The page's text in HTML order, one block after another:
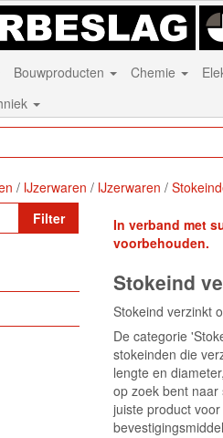
Bouwproducten Chemie
IJzerwaren IJzerwaren
Filter
In verband met
voorbehouden.
Stokeind
Stokeind verzinkt
De categorie
stokeinden die
lengte en
op zoek bent
juiste product